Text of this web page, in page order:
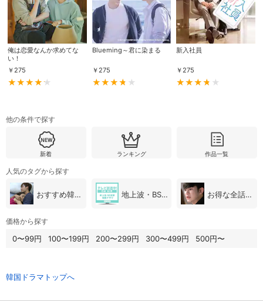
俺は恋愛なんか求めてな
い！
￥ 275
Blueming～君に染まる
￥ 275
新入社員
￥ 275
他の条件で探す
新着 ランキング 作品一覧
人気のタグから探す
おすすめ韓国ドラマ 地上波・BS放送（韓国ドラマ） お得な全話パック
価格から探す
0〜99円 100〜199円 200〜299円 300〜499円 500円〜
韓国ドラマトップへ